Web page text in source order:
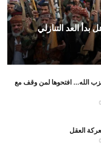
العد التنازلي
الله... افتحوها لمن وقف مع
0
العقل
0